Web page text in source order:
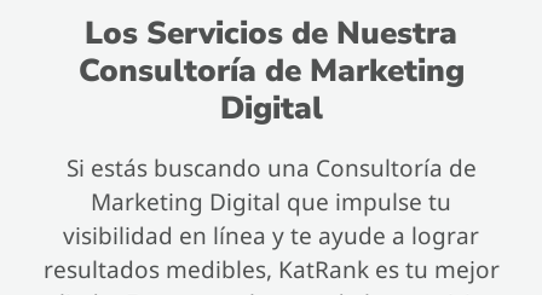
Los Servicios de Nuestra
Consultoría de Marketing
Digital
Si estás buscando una Consultoría de
Marketing Digital que impulse tu
visibilidad en línea y te ayude a lograr
resultados medibles, KatRank es tu mejor